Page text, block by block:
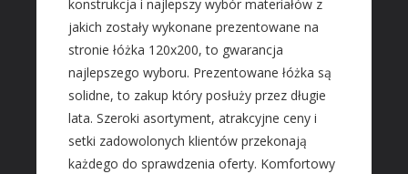
Dla Dzieci
Meble
Wyposażenie Wnętrz
Wyposażenie Łazienki
Sport
konstrukcja i najlepszy wybór materiałów z
jakich zostały wykonane prezentowane na
stronie łóżka 120x200, to gwarancja
najlepszego wyboru. Prezentowane łóżka są
solidne, to zakup który posłuży przez długie
lata. Szeroki asortyment, atrakcyjne ceny i
setki zadowolonych klientów przekonają
każdego do sprawdzenia oferty. Komfortowy